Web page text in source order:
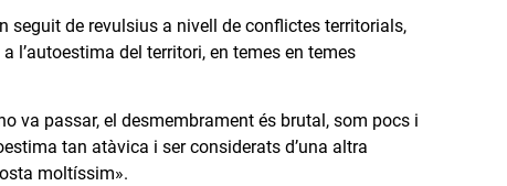
seguit de revulsius a nivell de conflictes territorials,
l’autoestima del territori, en temes en temes
va passar, el desmembrament és brutal, som pocs i
tan atàvica i ser considerats d’una altra
moltíssim».